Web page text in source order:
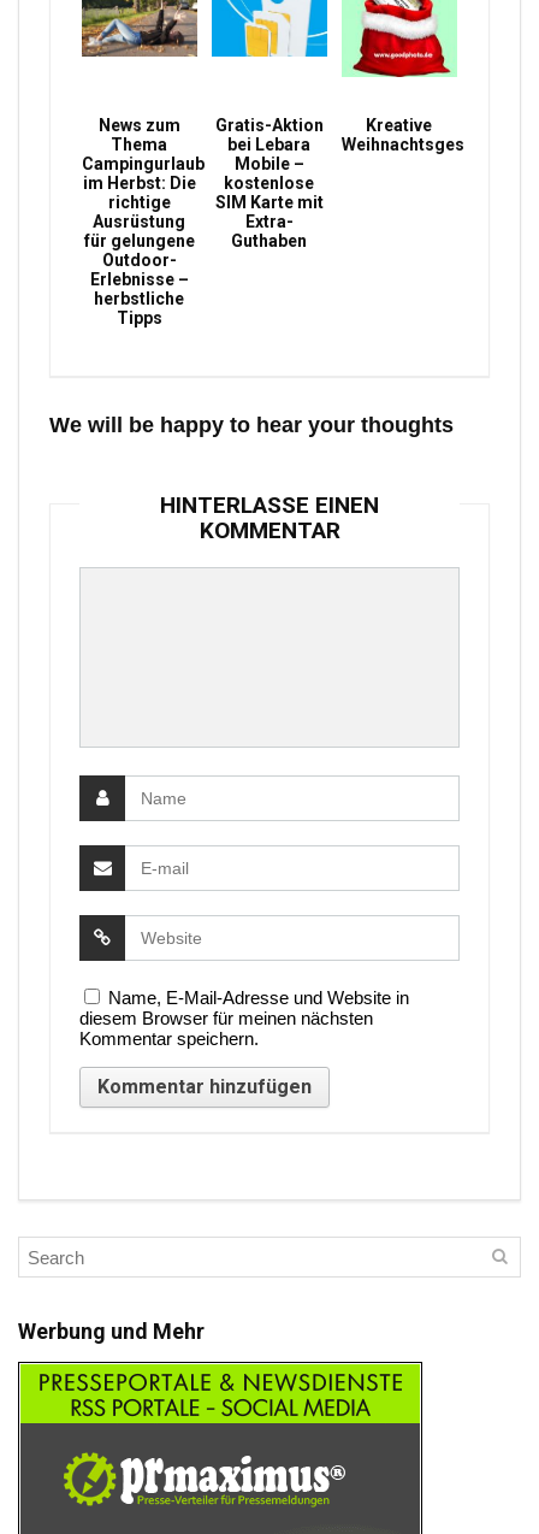
News zum
Thema
Campingurlaub
im Herbst: Die
richtige
Ausrüstung
für gelungene
Outdoor-
Erlebnisse –
herbstliche
Tipps
Gratis-Aktion
bei Lebara
Mobile –
kostenlose
SIM Karte mit
Extra-
Guthaben
Kreative
Weihnachtsgeschenke
We will be happy to hear your thoughts
HINTERLASSE EINEN
KOMMENTAR
Name, E-Mail-Adresse und Website in
diesem Browser für meinen nächsten
Kommentar speichern.
Werbung und Mehr